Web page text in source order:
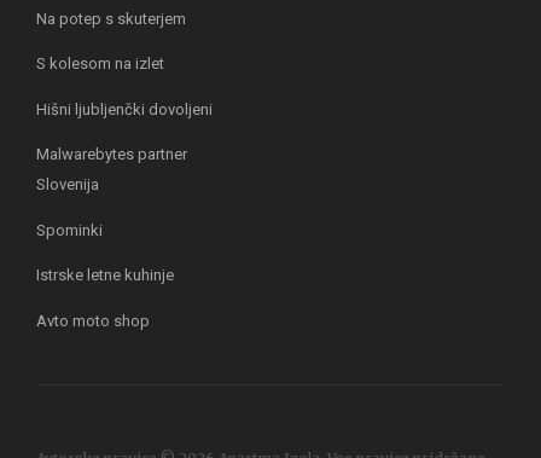
Na potep s skuterjem
S kolesom na izlet
Hišni ljubljenčki dovoljeni
Malwarebytes partner
Slovenija
Spominki
Istrske letne kuhinje
Avto moto shop